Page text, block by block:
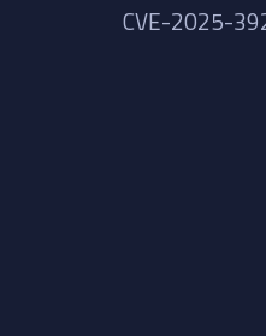
CVE-2025-